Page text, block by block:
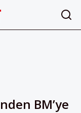
BM’ye